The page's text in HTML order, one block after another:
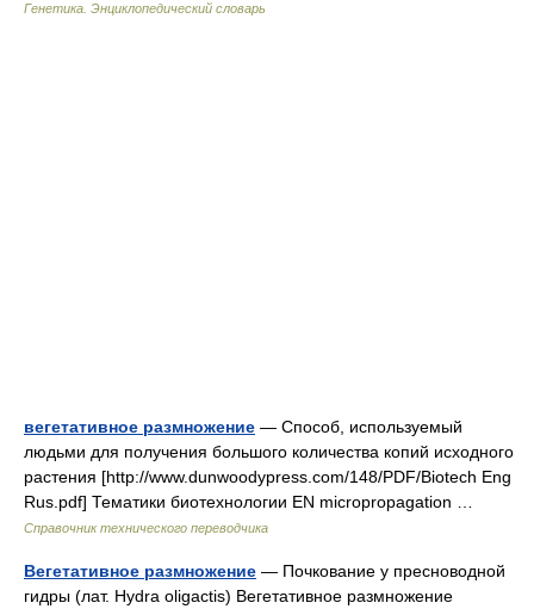
Генетика. Энциклопедический словарь
вегетативное размножение — Способ, используемый
людьми для получения большого количества копий исходного
растения [http://www.dunwoodypress.com/148/PDF/Biotech Eng
Rus.pdf] Тематики биотехнологии EN micropropagation …
Справочник технического переводчика
Вегетативное размножение — Почкование у пресноводной
гидры (лат. Hydra oligactis) Вегетативное размножение